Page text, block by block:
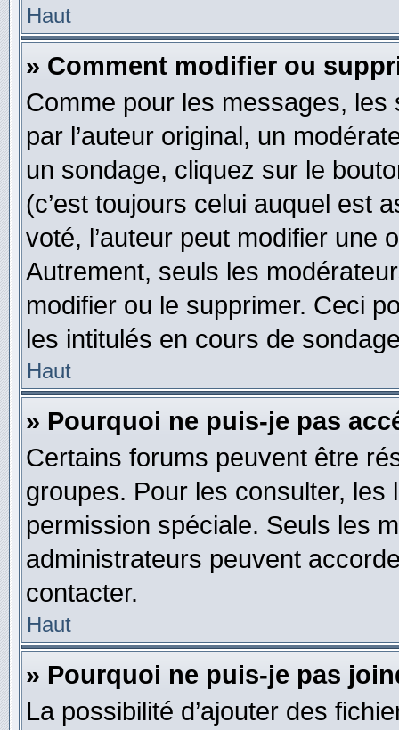
Haut
» Comment modifier ou
Comme pour les messages,
par l’auteur original, un
un sondage, cliquez sur le
(c’est toujours celui auquel est
voté, l’auteur peut modifier une
Autrement, seuls les
modifier ou le supprimer. Ceci
les intitulés en cours de
Haut
» Pourquoi ne puis-je pas
Certains forums peuvent être
groupes. Pour les consulter,
permission spéciale. Seuls les
administrateurs peuvent
contacter.
Haut
» Pourquoi ne puis-je pas
La possibilité d’ajouter des